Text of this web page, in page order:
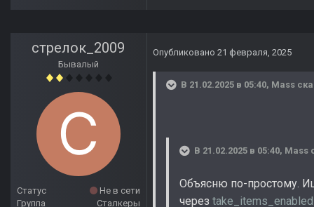
стрелок_2009
Бывалый
Статус
Не в сети
Группа
Сталкеры
Опубликовано 21 февраля, 2025
В 21.02.2025 в 05:40, Mass
В 21.02.2025 в 05:40, Mass
Объясню по-простому.
через